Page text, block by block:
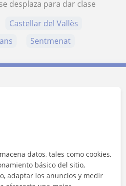
desplaza para dar clase
Castellar del Vallès
Sentmenat
datos, tales como cookies,
básico del sitio,
adaptar los anuncios y medir